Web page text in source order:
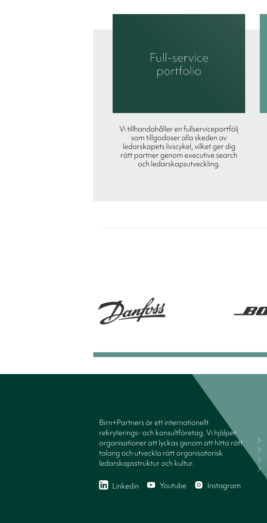
Vi tillhandahåller en fullserviceportfölj
som tillgodoser alla skeden av
ledarskapets livscykel, vilket ger dig
rätt partner genom executive search
och ledarskapsutveckling.
Birn+Partners är ett internationellt
rekryterings- och konsultföretag. Vi hjälper
organisationer att lyckas genom att hitta rätt
talang och utveckla rätt organisatorisk
ledarskapsstruktur och kultur.
Linkedin Youtube Instagram